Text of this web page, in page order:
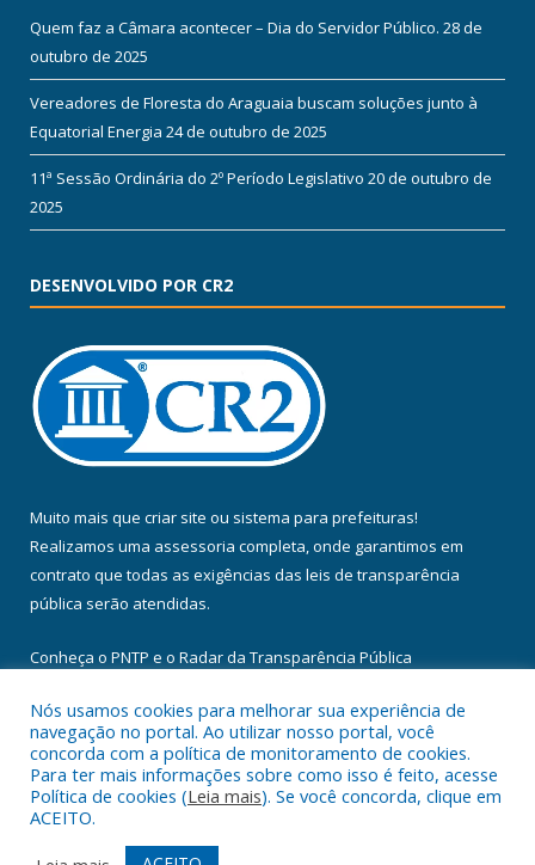
Quem faz a Câmara acontecer – Dia do Servidor Público. 28 de
outubro de 2025
Vereadores de Floresta do Araguaia buscam soluções junto à
Equatorial Energia 24 de outubro de 2025
11ª Sessão Ordinária do 2º Período Legislativo 20 de outubro de
2025
DESENVOLVIDO POR CR2
Muito mais que criar site ou sistema para prefeituras!
Realizamos uma assessoria completa, onde garantimos em
contrato que todas as exigências das leis de transparência
pública serão atendidas.
Conheça o PNTP e o Radar da Transparência Pública
Todos os direitos reservados a Câmara Municipal de Floresta do
Araguaia.
Nós usamos cookies para melhorar sua experiência de
navegação no portal. Ao utilizar nosso portal, você
concorda com a política de monitoramento de cookies.
Para ter mais informações sobre como isso é feito, acesse
Política de cookies (Leia mais). Se você concorda, clique em
ACEITO.